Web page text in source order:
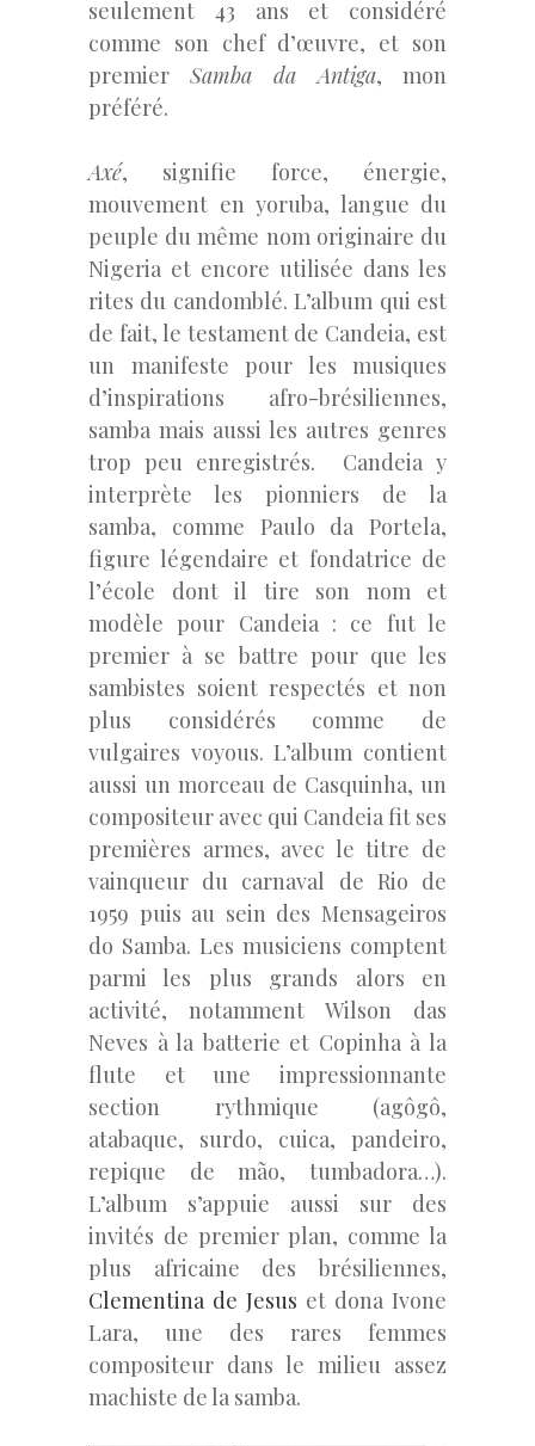
seulement 43 ans et considéré
comme son chef d’œuvre, et son
premier Samba da Antiga, mon
préféré.
Axé, signifie force, énergie,
mouvement en yoruba, langue du
peuple du même nom originaire du
Nigeria et encore utilisée dans les
rites du candomblé. L’album qui est
de fait, le testament de Candeia, est
un manifeste pour les musiques
d’inspirations afro-brésiliennes,
samba mais aussi les autres genres
trop peu enregistrés. Candeia y
interprète les pionniers de la
samba, comme Paulo da Portela,
figure légendaire et fondatrice de
l’école dont il tire son nom et
modèle pour Candeia : ce fut le
premier à se battre pour que les
sambistes soient respectés et non
plus considérés comme de
vulgaires voyous. L’album contient
aussi un morceau de Casquinha, un
compositeur avec qui Candeia fit ses
premières armes, avec le titre de
vainqueur du carnaval de Rio de
1959 puis au sein des Mensageiros
do Samba. Les musiciens comptent
parmi les plus grands alors en
activité, notamment Wilson das
Neves à la batterie et Copinha à la
flute et une impressionnante
section rythmique (agôgô,
atabaque, surdo, cuica, pandeiro,
repique de mão, tumbadora…).
L’album s’appuie aussi sur des
invités de premier plan, comme la
plus africaine des brésiliennes,
Clementina de Jesus et dona Ivone
Lara, une des rares femmes
compositeur dans le milieu assez
machiste de la samba.